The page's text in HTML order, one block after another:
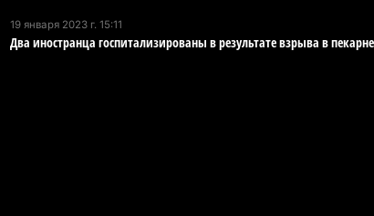
4
В
4
19 января 2023 г. 15:11
Два иностранца госпитализированы в результате взрыва в